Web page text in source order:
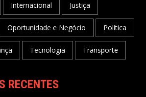
Internacional Justiça
Oportunidade e Negócio Política
Tecnologia Transporte
RECENTES